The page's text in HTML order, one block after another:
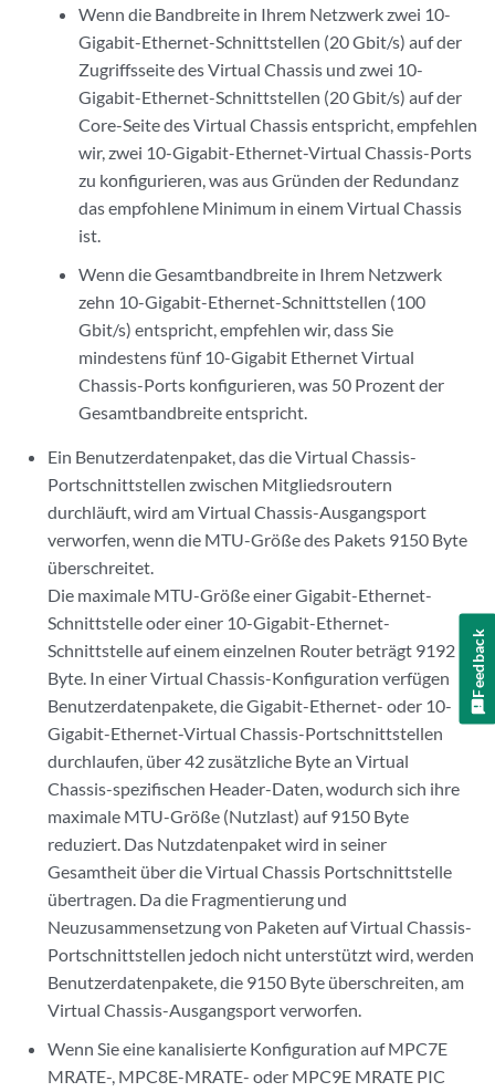
Wenn die Bandbreite in Ihrem Netzwerk zwei 10-
Gigabit-Ethernet-Schnittstellen (20 Gbit/s) auf der
Zugriffsseite des Virtual Chassis und zwei 10-
Gigabit-Ethernet-Schnittstellen (20 Gbit/s) auf der
Core-Seite des Virtual Chassis entspricht, empfehlen
wir, zwei 10-Gigabit-Ethernet-Virtual Chassis-Ports
zu konfigurieren, was aus Gründen der Redundanz
das empfohlene Minimum in einem Virtual Chassis
ist.
Wenn die Gesamtbandbreite in Ihrem Netzwerk
zehn 10-Gigabit-Ethernet-Schnittstellen (100
Gbit/s) entspricht, empfehlen wir, dass Sie
mindestens fünf 10-Gigabit Ethernet Virtual
Chassis-Ports konfigurieren, was 50 Prozent der
Gesamtbandbreite entspricht.
Ein Benutzerdatenpaket, das die Virtual Chassis-
Portschnittstellen zwischen Mitgliedsroutern
durchläuft, wird am Virtual Chassis-Ausgangsport
verworfen, wenn die MTU-Größe des Pakets 9150 Byte
überschreitet.
Die maximale MTU-Größe einer Gigabit-Ethernet-
Schnittstelle oder einer 10-Gigabit-Ethernet-
Schnittstelle auf einem einzelnen Router beträgt 9192
Byte. In einer Virtual Chassis-Konfiguration verfügen
Benutzerdatenpakete, die Gigabit-Ethernet- oder 10-
Gigabit-Ethernet-Virtual Chassis-Portschnittstellen
durchlaufen, über 42 zusätzliche Byte an Virtual
Chassis-spezifischen Header-Daten, wodurch sich ihre
maximale MTU-Größe (Nutzlast) auf 9150 Byte
reduziert. Das Nutzdatenpaket wird in seiner
Gesamtheit über die Virtual Chassis Portschnittstelle
übertragen. Da die Fragmentierung und
Neuzusammensetzung von Paketen auf Virtual Chassis-
Portschnittstellen jedoch nicht unterstützt wird, werden
Benutzerdatenpakete, die 9150 Byte überschreiten, am
Virtual Chassis-Ausgangsport verworfen.
Wenn Sie eine kanalisierte Konfiguration auf MPC7E
MRATE-, MPC8E-MRATE- oder MPC9E MRATE PIC
Feedback